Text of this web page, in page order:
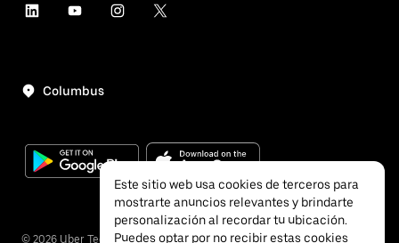
Columbus
© 2026 Uber Technologies, Inc.
Este sitio web usa cookies de terceros para
mostrarte anuncios relevantes y brindarte
personalización al recordar tu ubicación.
Puedes optar por no recibir estas cookies